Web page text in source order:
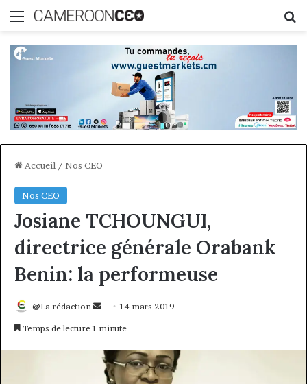
Menu
Accueil / Nos CEO
Nos CEO
Josiane TCHOUNGUI,
directrice générale Orabank
Benin: la performeuse
@La rédaction
Envoyer14 mars 2019
Temps de lecture 1 minute